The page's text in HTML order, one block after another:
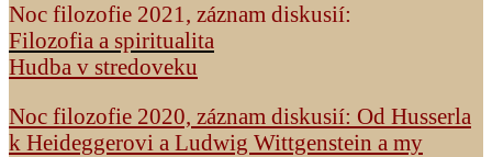
Noc filozofie 2021, záznam diskusií:
Filozofia a spiritualita
Hudba v stredoveku
Noc filozofie 2020, záznam diskusií: Od Husserla
k Heideggerovi a Ludwig Wittgenstein a my